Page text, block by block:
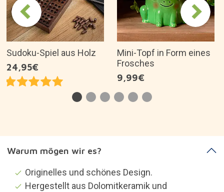
Entworfen im Vereinigten Königreich von Sass
and Belle.
Es ist eine tolle Geschenkidee für...
Artikelbeschreibung
Kategorien, die dich
interessieren könnten